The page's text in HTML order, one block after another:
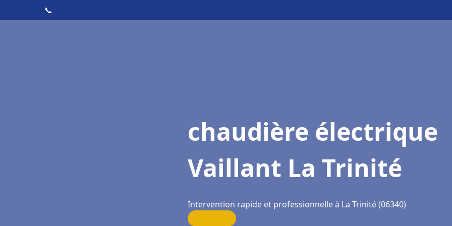
📞
chaudière électrique
Vaillant La Trinité
Intervention rapide et professionnelle à La Trinité (06340)